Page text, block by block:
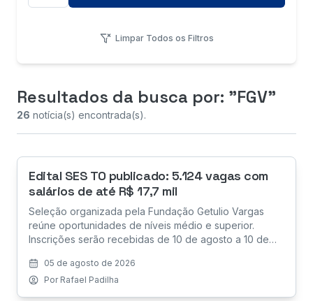
Limpar Todos os Filtros
Resultados da busca por: "FGV"
26 notícia(s) encontrada(s).
Edital SES TO publicado: 5.124 vagas com
salários de até R$ 17,7 mil
Seleção organizada pela Fundação Getulio Vargas
reúne oportunidades de níveis médio e superior.
Inscrições serão recebidas de 10 de agosto a 10 de
para 1º de novembro de 2026.
05 de agosto de 2026
Por Rafael Padilha